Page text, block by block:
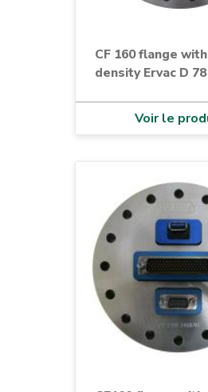
CF 160 flange
density Ervac D
Voir le